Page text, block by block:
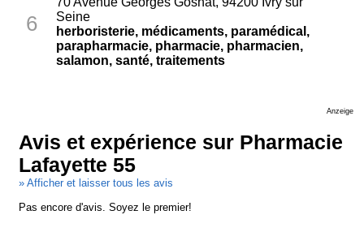
6
Seine
herboristerie, médicaments, paramédical,
parapharmacie, pharmacie, pharmacien,
salamon, santé, traitements
Anzeige
Avis et expérience sur Pharmacie
Lafayette 55
» Afficher et laisser tous les avis
Pas encore d'avis. Soyez le premier!